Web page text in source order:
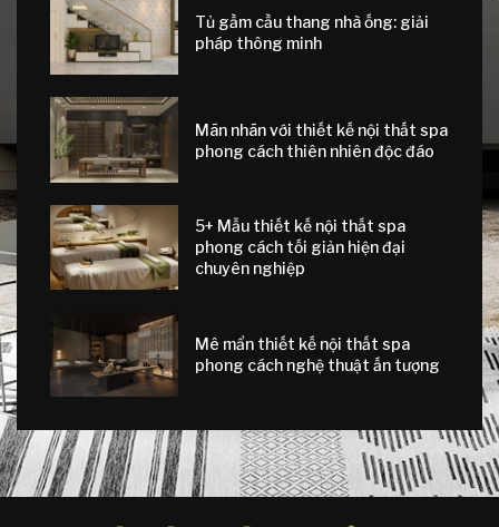
Tủ gầm cầu thang nhà ống: giải
pháp thông minh
Mãn nhãn với thiết kế nội thất spa
phong cách thiên nhiên độc đáo
5+ Mẫu thiết kế nội thất spa
phong cách tối giản hiện đại
chuyên nghiệp
Mê mẩn thiết kế nội thất spa
phong cách nghệ thuật ấn tượng